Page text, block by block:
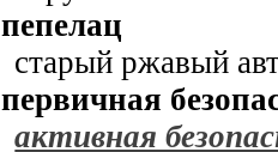
пепелац
старый ржавый
первичная
активная